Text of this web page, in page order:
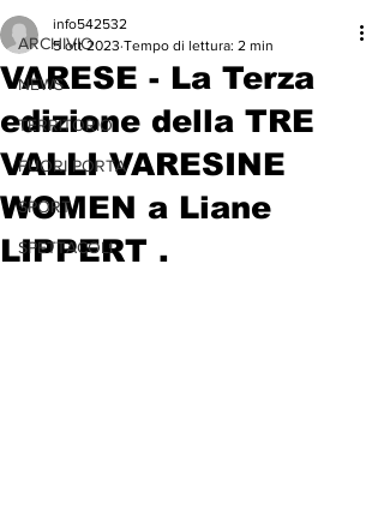
ARCHIVIO
NEWS
TERRITORIO
FUORI PORTA
SPORT
SPETTACOLI
VARESE - La Terza
edizione della TRE
VALLI VARESINE
WOMEN a Liane
LIPPERT .
info542532
5 ott 2023 Tempo di lettura: 2 min